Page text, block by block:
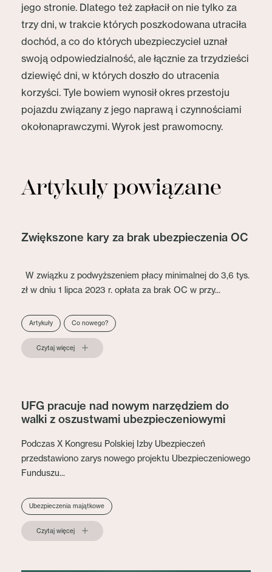
jego stronie. Dlatego też zapłacił on nie tylko za
trzy dni, w trakcie których poszkodowana utraciła
dochód, a co do których ubezpieczyciel uznał
swoją odpowiedzialność, ale łącznie za trzydzieści
dziewięć dni, w których doszło do utracenia
korzyści. Tyle bowiem wynosił okres przestoju
pojazdu związany z jego naprawą i czynnościami
okołonaprawczymi. Wyrok jest prawomocny.
Artykuły powiązane
Zwiększone kary za brak ubezpieczenia OC
W związku z podwyższeniem płacy minimalnej do 3,6 tys.
zł w dniu 1 lipca 2023 r. opłata za brak OC w przy...
Artykuły Co nowego?
Czytaj więcej
UFG pracuje nad nowym narzędziem do
walki z oszustwami ubezpieczeniowymi
Podczas X Kongresu Polskiej Izby Ubezpieczeń
przedstawiono zarys nowego projektu Ubezpieczeniowego
Funduszu...
Ubezpieczenia majątkowe
Czytaj więcej